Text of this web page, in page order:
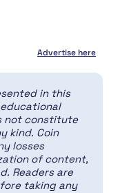
Advertise here
in this
not constitute
kind. Coin
losses
of content,
Readers are
taking any